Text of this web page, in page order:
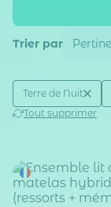
Trier par
Active filtering
Marque
Terre de Nuit
Tout supprimer